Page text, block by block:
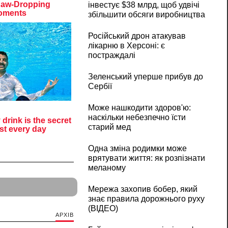
АРХІВ
інвестує $38 млрд, щоб удвічі
збільшити обсяги виробництва
Російський дрон атакував
лікарню в Херсоні: є
постраждалі
Зеленський уперше прибув до
Сербії
Може нашкодити здоров'ю:
наскільки небезпечно їсти
старий мед
Одна зміна родимки може
врятувати життя: як розпізнати
меланому
Мережа захопив бобер, який
знає правила дорожнього руху
(ВІДЕО)